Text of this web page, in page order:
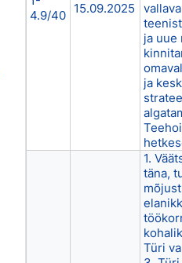
4.9/40 15.09.2025
ja uue
ja
1.
täna,
Türi